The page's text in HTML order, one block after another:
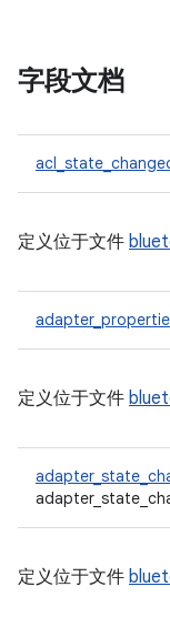
字段文档
定义位于文件
定义位于文件
定义位于文件